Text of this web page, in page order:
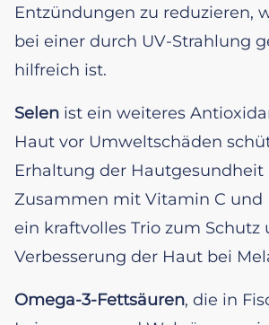
Entzündungen zu reduzieren,
bei einer durch UV-Strahlung
hilfreich ist.
Selen ist ein weiteres
Haut vor Umweltschäden
Erhaltung der Hautgesundheit
Zusammen mit Vitamin C und
ein kraftvolles Trio zum Schutz
Verbesserung der Haut bei
Omega-3-Fettsäuren, die in